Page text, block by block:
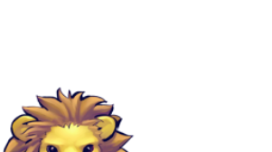
PC タブレット版 ダウンロード！イ